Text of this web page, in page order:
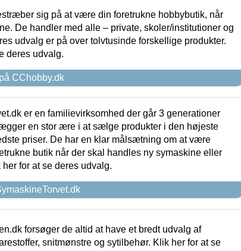
sig på at være din foretrukne hobbybutik, når
De handler med alle – private, skoler/institutioner og
udvalg er på over tolvtusinde forskellige produkter.
deres udvalg.
CChobby.dk
er en familievirksomhed der går 3 generationer
en stor ære i at sælge produkter i den højeste
priser. De har en klar målsætning om at være
butik når der skal handles ny symaskine eller
for at se deres udvalg.
forsøger de altid at have et bredt udvalg af
snitmønstre og sytilbehør. Klik her for at se